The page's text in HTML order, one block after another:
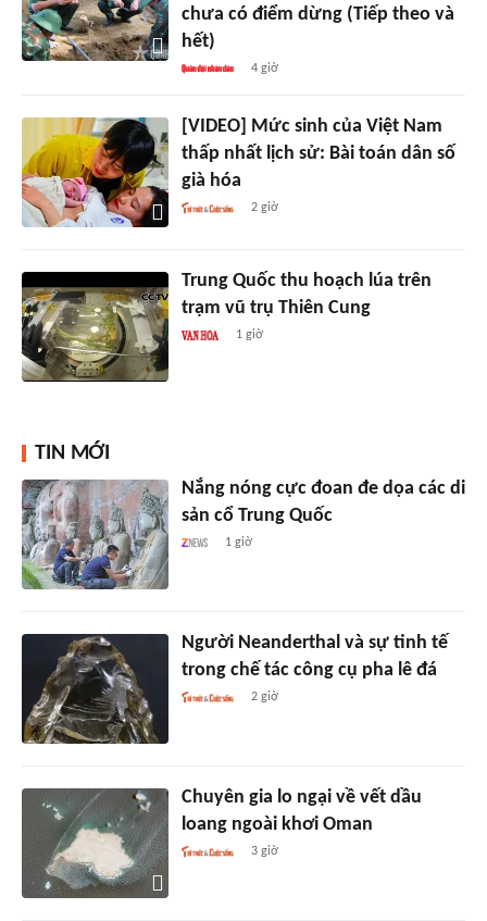
chưa có điểm dừng (Tiếp theo và
hết)
4 giờ
[VIDEO] Mức sinh của Việt Nam
thấp nhất lịch sử: Bài toán dân số
già hóa
2 giờ
Trung Quốc thu hoạch lúa trên
trạm vũ trụ Thiên Cung
1 giờ
TIN MỚI
Nắng nóng cực đoan đe dọa các di
sản cổ Trung Quốc
1 giờ
Người Neanderthal và sự tinh tế
trong chế tác công cụ pha lê đá
2 giờ
Chuyên gia lo ngại về vết dầu
loang ngoài khơi Oman
3 giờ